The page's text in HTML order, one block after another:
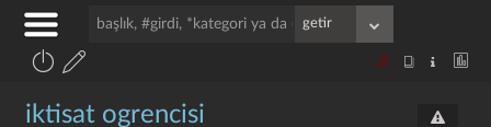
iktisat ogrencisi